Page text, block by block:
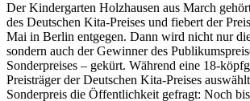
Der Kindergarten Holzhausen aus March
des Deutschen Kita-Preises und fiebert der
Mai in Berlin entgegen. Dann wird nicht nur
sondern auch der Gewinner des
Sonderpreises – gekürt. Während eine 18-
Preisträger der Deutschen Kita-Preises
Sonderpreis die Öffentlichkeit gefragt: Noch